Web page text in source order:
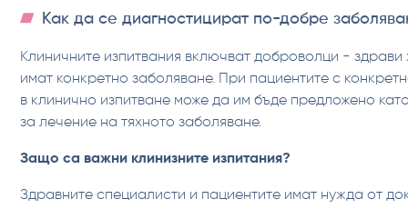
Как да се диагностицират по-добре
Клиничните изпитвания включват доброволци - здрави
имат конкретно заболяване. При пациентите с
в клинично изпитване може да им бъде предложено
за лечение на тяхното заболяване.
Защо са важни клинизните изпитания?
Здравните специалисти и пациентите имат нужда от